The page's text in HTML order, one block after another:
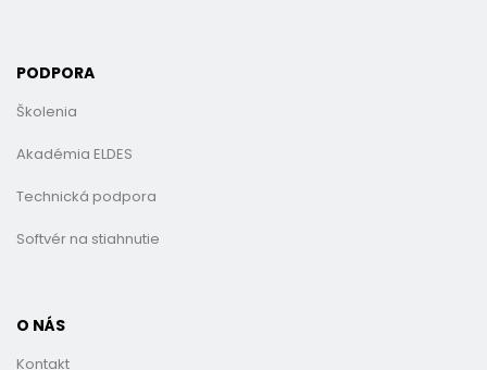
PODPORA
Školenia
Akadémia ELDES
Technická podpora
Softvér na stiahnutie
O NÁS
Kontakt